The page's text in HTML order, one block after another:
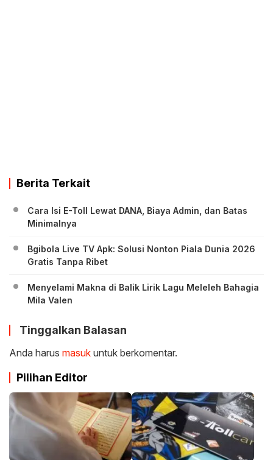
Berita Terkait
Cara Isi E-Toll Lewat DANA, Biaya Admin, dan Batas
Minimalnya
Bgibola Live TV Apk: Solusi Nonton Piala Dunia 2026
Gratis Tanpa Ribet
Menyelami Makna di Balik Lirik Lagu Meleleh Bahagia
Mila Valen
Tinggalkan Balasan
Anda harus masuk untuk berkomentar.
Pilihan Editor